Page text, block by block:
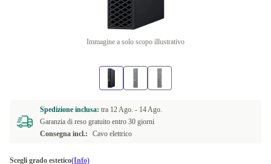
Immagine a solo scopo illustrativo
Spedizione inclusa: tra 12 Ago. - 14 Ago.
Garanzia di reso gratuito entro 30 giorni
Consegna incl.:
Cavo elettrico
Scegli grado estetico(Info)